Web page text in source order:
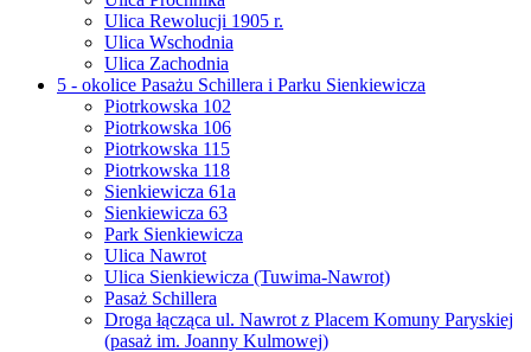
Ulica Rewolucji 1905 r.
Ulica Wschodnia
Ulica Zachodnia
5 - okolice Pasażu Schillera i Parku Sienkiewicza
Piotrkowska 102
Piotrkowska 106
Piotrkowska 115
Piotrkowska 118
Sienkiewicza 61a
Sienkiewicza 63
Park Sienkiewicza
Ulica Nawrot
Ulica Sienkiewicza (Tuwima-Nawrot)
Pasaż Schillera
Droga łącząca ul. Nawrot z Placem Komuny Paryskiej
(pasaż im. Joanny Kulmowej)